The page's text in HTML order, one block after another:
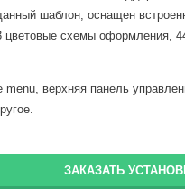
шаблон, оснащен
цветовые схемы оформления,
верхняя панель
ЗАКАЗАТЬ